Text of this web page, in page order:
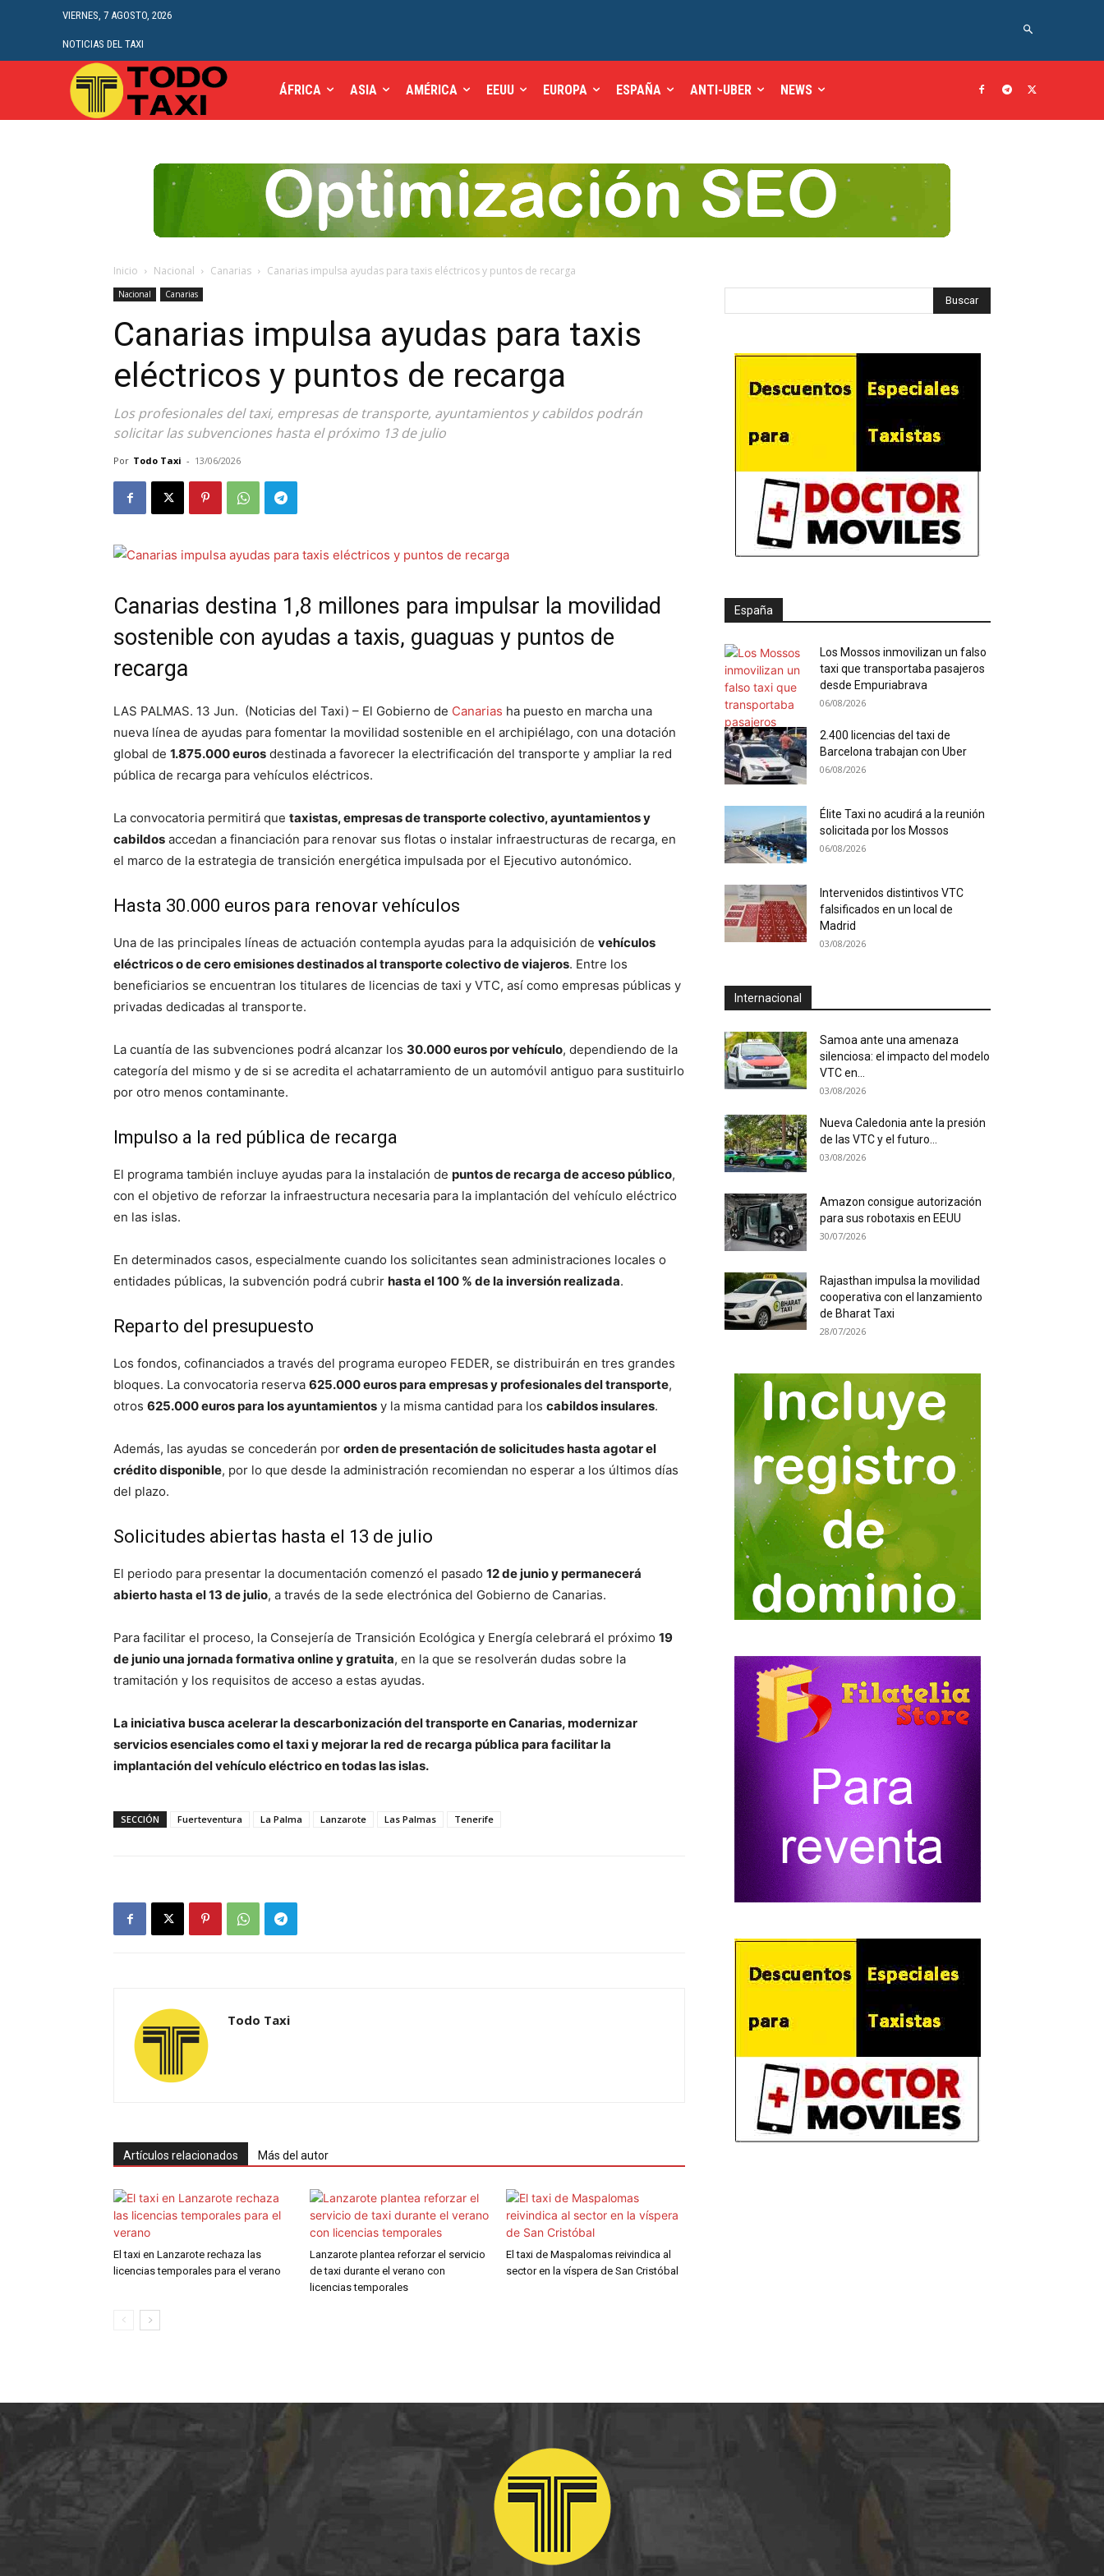
VIERNES, 7 AGOSTO, 2026
NOTICIAS DEL TAXI
ÁFRICA ASIA AMÉRICA EEUU EUROPA ESPAÑA ANTI-UBER NEWS
Inicio Nacional Canarias Canarias impulsa ayudas para taxis eléctricos y puntos de recarga
Nacional Canarias
Canarias impulsa ayudas para taxis
eléctricos y puntos de recarga
Los profesionales del taxi, empresas de transporte, ayuntamientos y cabildos podrán
solicitar las subvenciones hasta el próximo 13 de julio
Por Todo Taxi - 13/06/2026
Canarias destina 1,8 millones para impulsar la movilidad
sostenible con ayudas a taxis, guaguas y puntos de
recarga
LAS PALMAS. 13 Jun. (Noticias del Taxi) – El Gobierno de Canarias ha puesto en marcha una
nueva línea de ayudas para fomentar la movilidad sostenible en el archipiélago, con una dotación
global de 1.875.000 euros destinada a favorecer la electrificación del transporte y ampliar la red
pública de recarga para vehículos eléctricos.
La convocatoria permitirá que taxistas, empresas de transporte colectivo, ayuntamientos y
cabildos accedan a financiación para renovar sus flotas o instalar infraestructuras de recarga, en
el marco de la estrategia de transición energética impulsada por el Ejecutivo autonómico.
Hasta 30.000 euros para renovar vehículos
Una de las principales líneas de actuación contempla ayudas para la adquisición de vehículos
eléctricos o de cero emisiones destinados al transporte colectivo de viajeros. Entre los
beneficiarios se encuentran los titulares de licencias de taxi y VTC, así como empresas públicas y
privadas dedicadas al transporte.
La cuantía de las subvenciones podrá alcanzar los 30.000 euros por vehículo, dependiendo de la
categoría del mismo y de si se acredita el achatarramiento de un automóvil antiguo para sustituirlo
por otro menos contaminante.
Impulso a la red pública de recarga
El programa también incluye ayudas para la instalación de puntos de recarga de acceso público,
con el objetivo de reforzar la infraestructura necesaria para la implantación del vehículo eléctrico
en las islas.
En determinados casos, especialmente cuando los solicitantes sean administraciones locales o
entidades públicas, la subvención podrá cubrir hasta el 100 % de la inversión realizada.
Reparto del presupuesto
Los fondos, cofinanciados a través del programa europeo FEDER, se distribuirán en tres grandes
bloques. La convocatoria reserva 625.000 euros para empresas y profesionales del transporte,
otros 625.000 euros para los ayuntamientos y la misma cantidad para los cabildos insulares.
Además, las ayudas se concederán por orden de presentación de solicitudes hasta agotar el
crédito disponible, por lo que desde la administración recomiendan no esperar a los últimos días
del plazo.
Solicitudes abiertas hasta el 13 de julio
El periodo para presentar la documentación comenzó el pasado 12 de junio y permanecerá
abierto hasta el 13 de julio, a través de la sede electrónica del Gobierno de Canarias.
Para facilitar el proceso, la Consejería de Transición Ecológica y Energía celebrará el próximo 19
de junio una jornada formativa online y gratuita, en la que se resolverán dudas sobre la
tramitación y los requisitos de acceso a estas ayudas.
La iniciativa busca acelerar la descarbonización del transporte en Canarias, modernizar
servicios esenciales como el taxi y mejorar la red de recarga pública para facilitar la
implantación del vehículo eléctrico en todas las islas.
SECCIÓN Fuerteventura La Palma Lanzarote Las Palmas Tenerife
Todo Taxi
Artículos relacionados Más del autor
El taxi en Lanzarote rechaza las
licencias temporales para el verano
Lanzarote plantea reforzar el servicio
de taxi durante el verano con
licencias temporales
El taxi de Maspalomas reivindica al
sector en la víspera de San Cristóbal
España
Los Mossos inmovilizan un falso
taxi que transportaba pasajeros
desde Empuriabrava
06/08/2026
2.400 licencias del taxi de
Barcelona trabajan con Uber
06/08/2026
Élite Taxi no acudirá a la reunión
solicitada por los Mossos
06/08/2026
Intervenidos distintivos VTC
falsificados en un local de
Madrid
03/08/2026
Internacional
Samoa ante una amenaza
silenciosa: el impacto del modelo
VTC en...
03/08/2026
Nueva Caledonia ante la presión
de las VTC y el futuro...
03/08/2026
Amazon consigue autorización
para sus robotaxis en EEUU
30/07/2026
Rajasthan impulsa la movilidad
cooperativa con el lanzamiento
de Bharat Taxi
28/07/2026